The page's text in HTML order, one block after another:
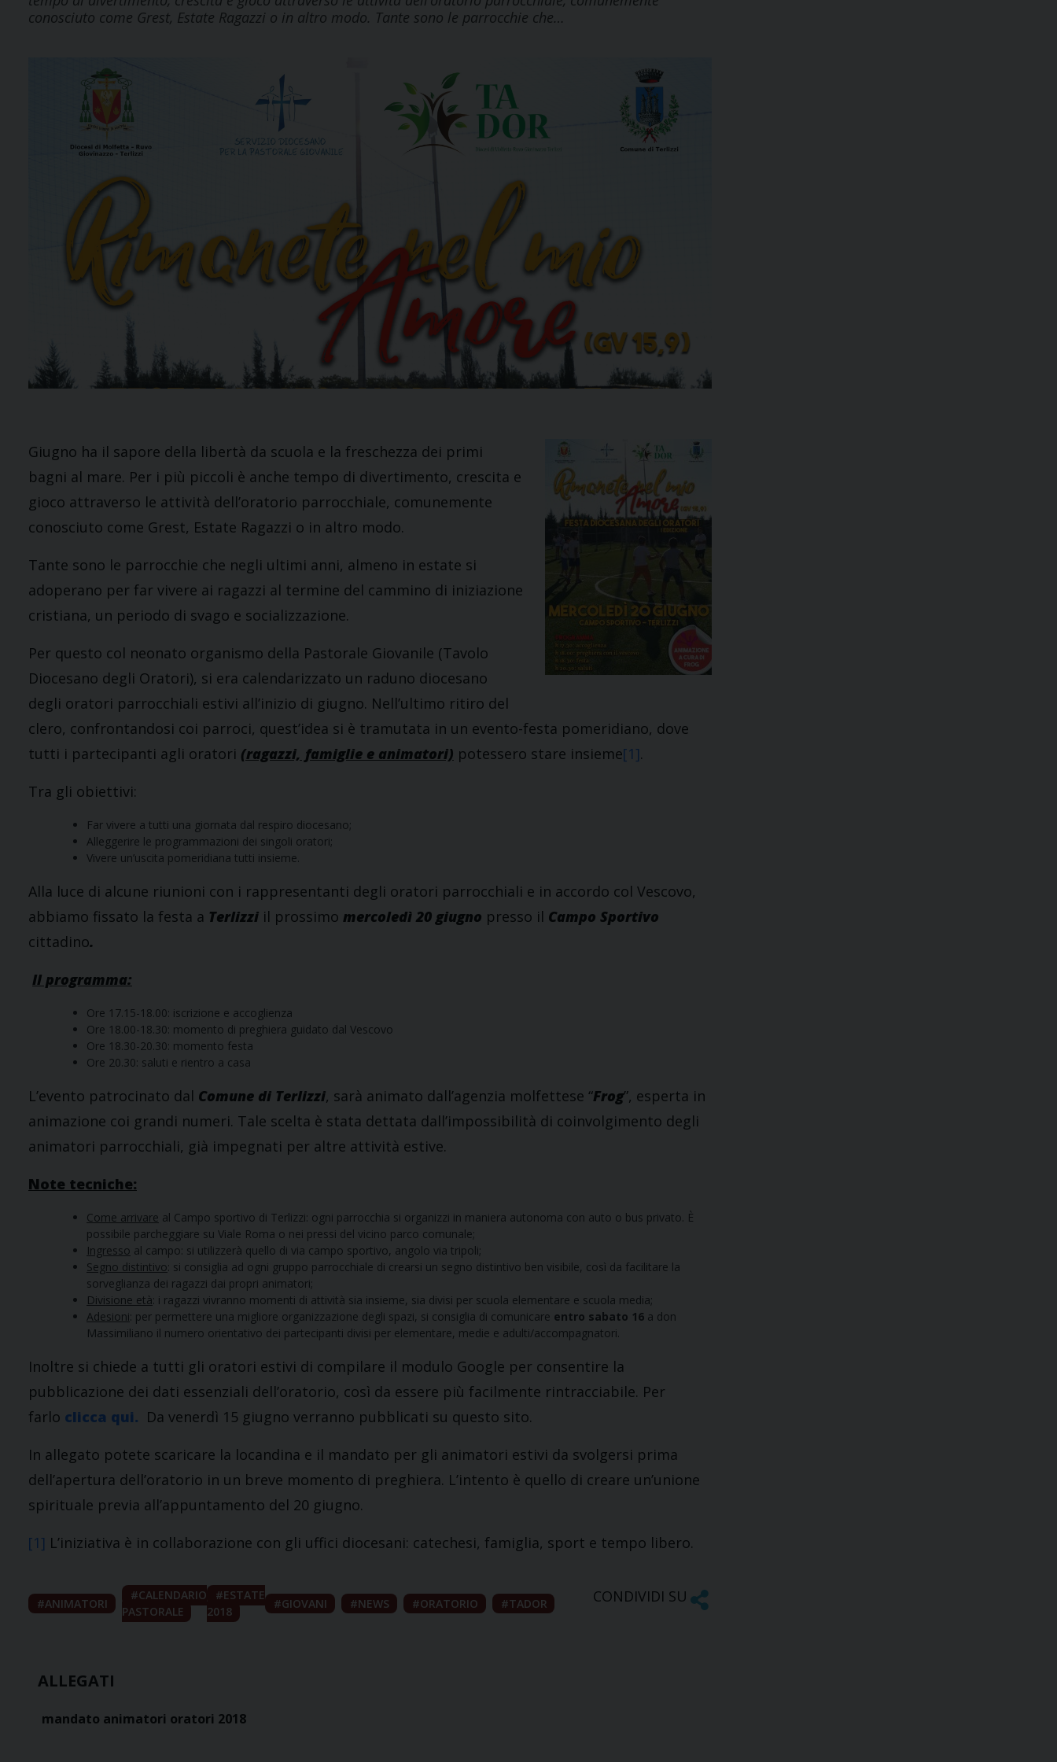
conosciuto come Grest, Estate Ragazzi o in altro modo. Tante sono le parrocchie che…
Giugno ha il sapore della libertà da scuola e la freschezza dei primi
bagni al mare. Per i più piccoli è anche tempo di divertimento, crescita e
gioco attraverso le attività dell’oratorio parrocchiale, comunemente
conosciuto come Grest, Estate Ragazzi o in altro modo.
Tante sono le parrocchie che negli ultimi anni, almeno in estate si
adoperano per far vivere ai ragazzi al termine del cammino di iniziazione
cristiana, un periodo di svago e socializzazione.
Per questo col neonato organismo della Pastorale Giovanile (Tavolo
Diocesano degli Oratori), si era calendarizzato un raduno diocesano
degli oratori parrocchiali estivi all’inizio di giugno. Nell’ultimo ritiro del
clero, confrontandosi coi parroci, quest’idea si è tramutata in un evento-festa pomeridiano, dove
tutti i partecipanti agli oratori (ragazzi, famiglie e animatori) potessero stare insieme[1].
Tra gli obiettivi:
Far vivere a tutti una giornata dal respiro diocesano;
Alleggerire le programmazioni dei singoli oratori;
Vivere un’uscita pomeridiana tutti insieme.
Alla luce di alcune riunioni con i rappresentanti degli oratori parrocchiali e in accordo col Vescovo,
abbiamo fissato la festa a Terlizzi il prossimo mercoledì 20 giugno presso il Campo Sportivo
cittadino.
Il programma:
Ore 17.15-18.00: iscrizione e accoglienza
Ore 18.00-18.30: momento di preghiera guidato dal Vescovo
Ore 18.30-20.30: momento festa
Ore 20.30: saluti e rientro a casa
L’evento patrocinato dal Comune di Terlizzi, sarà animato dall’agenzia molfettese “Frog”, esperta in
animazione coi grandi numeri. Tale scelta è stata dettata dall’impossibilità di coinvolgimento degli
animatori parrocchiali, già impegnati per altre attività estive.
Note tecniche:
Come arrivare al Campo sportivo di Terlizzi: ogni parrocchia si organizzi in maniera autonoma con auto o bus privato. È
possibile parcheggiare su Viale Roma o nei pressi del vicino parco comunale;
Ingresso al campo: si utilizzerà quello di via campo sportivo, angolo via tripoli;
Segno distintivo: si consiglia ad ogni gruppo parrocchiale di crearsi un segno distintivo ben visibile, così da facilitare la
sorveglianza dei ragazzi dai propri animatori;
Divisione età: i ragazzi vivranno momenti di attività sia insieme, sia divisi per scuola elementare e scuola media;
Adesioni: per permettere una migliore organizzazione degli spazi, si consiglia di comunicare entro sabato 16 a don
Massimiliano il numero orientativo dei partecipanti divisi per elementare, medie e adulti/accompagnatori.
Inoltre si chiede a tutti gli oratori estivi di compilare il modulo Google per consentire la
pubblicazione dei dati essenziali dell’oratorio, così da essere più facilmente rintracciabile. Per
farlo clicca qui. Da venerdì 15 giugno verranno pubblicati su questo sito.
In allegato potete scaricare la locandina e il mandato per gli animatori estivi da svolgersi prima
dell’apertura dell’oratorio in un breve momento di preghiera. L’intento è quello di creare un’unione
spirituale previa all’appuntamento del 20 giugno.
[1] L’iniziativa è in collaborazione con gli uffici diocesani: catechesi, famiglia, sport e tempo libero.
ANIMATORI
CALENDARIO
PASTORALE
ESTATE
2018
GIOVANI NEWS ORATORIO TADOR CONDIVIDI SU
ALLEGATI
mandato animatori oratori 2018